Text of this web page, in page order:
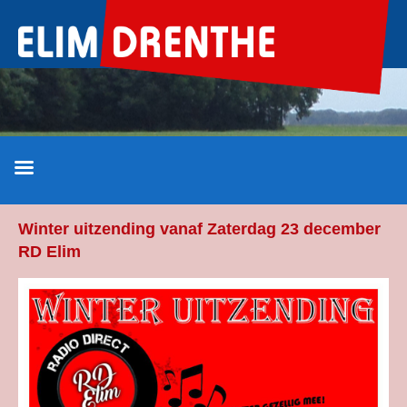
naar
inhoud
Winter uitzending vanaf Zaterdag 23 december
RD Elim